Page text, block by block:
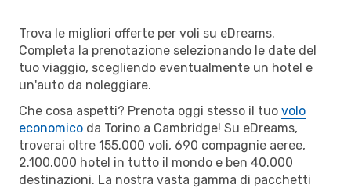
Trova le migliori offerte per voli su eDreams.
Completa la prenotazione selezionando le date del
tuo viaggio, scegliendo eventualmente un hotel e
un'auto da noleggiare.
Che cosa aspetti? Prenota oggi stesso il tuo volo
economico da Torino a Cambridge! Su eDreams,
troverai oltre 155.000 voli, 690 compagnie aeree,
2.100.000 hotel in tutto il mondo e ben 40.000
destinazioni. La nostra vasta gamma di pacchetti